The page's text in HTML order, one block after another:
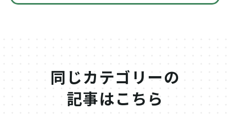
同じカテゴリーの
記事はこちら